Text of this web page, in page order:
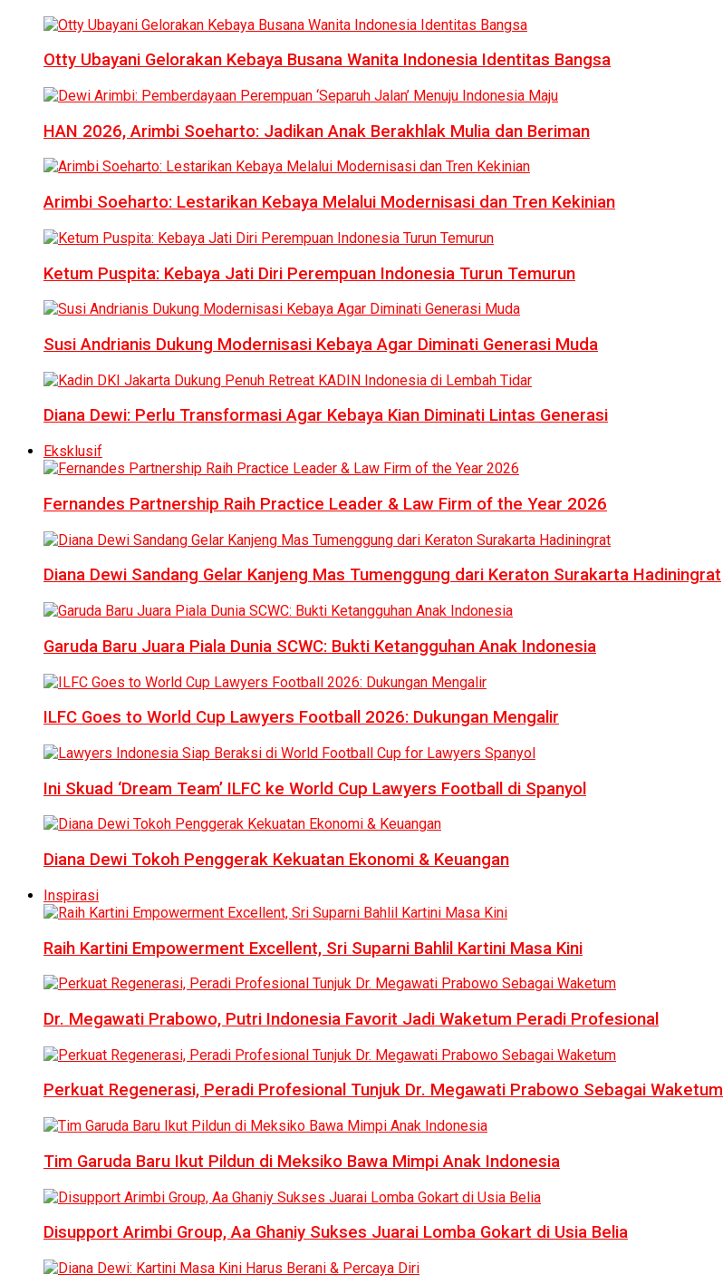
Otty Ubayani Gelorakan Kebaya Busana Wanita Indonesia Identitas Bangsa
HAN 2026, Arimbi Soeharto: Jadikan Anak Berakhlak Mulia dan Beriman
Arimbi Soeharto: Lestarikan Kebaya Melalui Modernisasi dan Tren Kekinian
Ketum Puspita: Kebaya Jati Diri Perempuan Indonesia Turun Temurun
Susi Andrianis Dukung Modernisasi Kebaya Agar Diminati Generasi Muda
Diana Dewi: Perlu Transformasi Agar Kebaya Kian Diminati Lintas Generasi
Eksklusif
Fernandes Partnership Raih Practice Leader & Law Firm of the Year 2026
Diana Dewi Sandang Gelar Kanjeng Mas Tumenggung dari Keraton Surakarta Hadiningrat
Garuda Baru Juara Piala Dunia SCWC: Bukti Ketangguhan Anak Indonesia
ILFC Goes to World Cup Lawyers Football 2026: Dukungan Mengalir
Ini Skuad ‘Dream Team’ ILFC ke World Cup Lawyers Football di Spanyol
Diana Dewi Tokoh Penggerak Kekuatan Ekonomi & Keuangan
Inspirasi
Raih Kartini Empowerment Excellent, Sri Suparni Bahlil Kartini Masa Kini
Dr. Megawati Prabowo, Putri Indonesia Favorit Jadi Waketum Peradi Profesional
Perkuat Regenerasi, Peradi Profesional Tunjuk Dr. Megawati Prabowo Sebagai Waketum
Tim Garuda Baru Ikut Pildun di Meksiko Bawa Mimpi Anak Indonesia
Disupport Arimbi Group, Aa Ghaniy Sukses Juarai Lomba Gokart di Usia Belia